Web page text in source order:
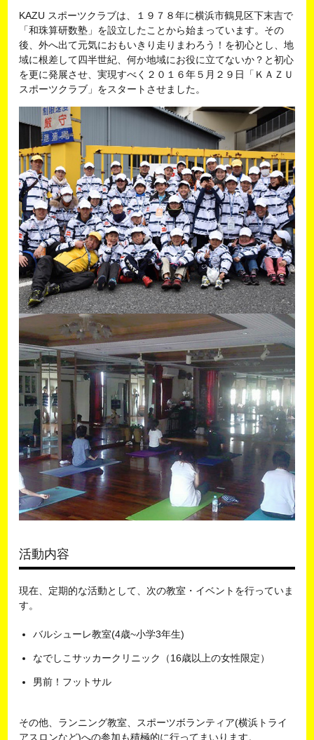
KAZU スポーツクラブは、１９７８年に横浜市鶴見区下末吉で
「和珠算研数塾」を設立したことから始まっています。その
後、外へ出て元気におもいきり走りまわろう！を初心とし、地
域に根差して四半世紀、何か地域にお役に立てないか？と初心
を更に発展させ、実現すべく２０１６年５月２９日「ＫＡＺＵ
スポーツクラブ」をスタートさせました。
活動内容
現在、定期的な活動として、次の教室・イベントを行っていま
す。
バルシューレ教室(4歳~小学3年生)
なでしこサッカークリニック（16歳以上の女性限定）
男前！フットサル
その他、ランニング教室、スポーツボランティア(横浜トライ
アスロンなど)への参加も積極的に行ってまいります。